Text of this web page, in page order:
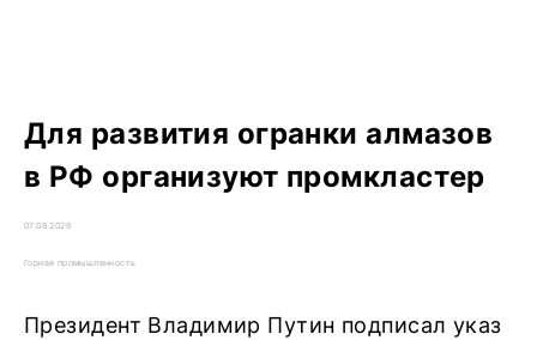
Для развития огранки алмазов
в РФ организуют промкластер
07.08.2026
Горная промышленность
Президент Владимир Путин подписал указ